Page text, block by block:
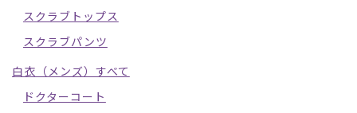
スクラブトップス
スクラブパンツ
白衣（メンズ）すべて
ドクターコート